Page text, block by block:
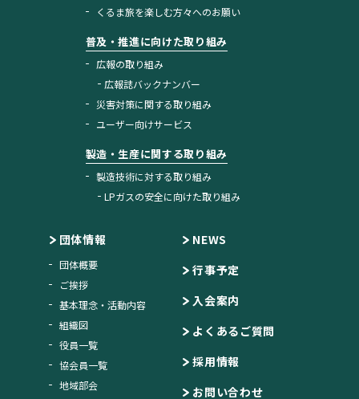
団体情報
団体概要
ご挨拶
基本理念・活動内容
組織図
役員一覧
協会員一覧
地域部会
くるま旅を楽しむ方々へのお願い
普及・推進に向けた取り組み
広報の取り組み
広報誌バックナンバー
災害対策に関する取り組み
ユーザー向けサービス
製造・生産に関する取り組み
製造技術に対する取り組み
LPガスの安全に向けた取り組み
NEWS
行事予定
入会案内
よくあるご質問
採用情報
お問い合わせ